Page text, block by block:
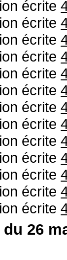
écrite
écrite
écrite
écrite
écrite
écrite
écrite
écrite
écrite
écrite
écrite
écrite
écrite
du 26